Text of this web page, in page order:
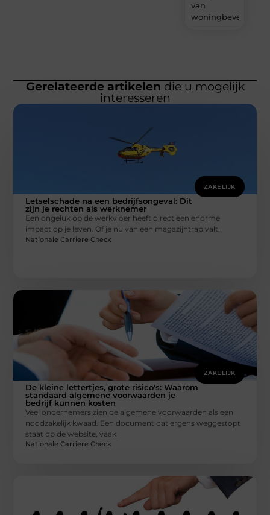
van
woningbeveiliging
Gerelateerde artikelen die u mogelijk
interesseren
ZAKELIJK
Letselschade na een bedrijfsongeval: Dit
zijn je rechten als werknemer
Een ongeluk op de werkvloer heeft direct een enorme
impact op je leven. Of je nu van een magazijntrap valt,
Nationale Carriere Check
ZAKELIJK
De kleine lettertjes, grote risico's: Waarom
standaard algemene voorwaarden je
bedrijf kunnen kosten
Veel ondernemers zien de algemene voorwaarden als een
noodzakelijk kwaad. Een document dat ergens weggestopt
staat op de website, vaak
Nationale Carriere Check